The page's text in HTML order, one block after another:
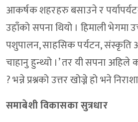
आकर्षक शहरहरु बसाउने र
उहाँको सपना थियो । हिमाली भेगमा
पशुपालन, साहसिक पर्यटन, संस्कृति
चाहानु हुन्थ्यो ।’ तर यी सपना
? भन्ने प्रश्नको उत्तर खोज्ने हो भने
समाबेशी विकासका सुत्रधार